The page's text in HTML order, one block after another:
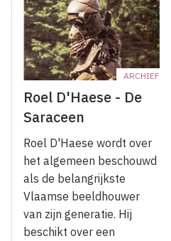
ARCHIEF
Roel D'Haese - De
Saraceen
Roel D'Haese wordt over
het algemeen beschouwd
als de belangrijkste
Vlaamse beeldhouwer
van zijn generatie. Hij
beschikt over een